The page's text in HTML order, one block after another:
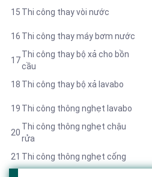
15 Thi công thay vòi nước
16 Thi công thay máy bơm nước
17
Thi công thay bộ xả cho bồn
cầu
18 Thi công thay bộ xả lavabo
19 Thi công thông nghẹt lavabo
20
Thi công thông nghẹt chậu
rửa
21 Thi công thông nghẹt cống